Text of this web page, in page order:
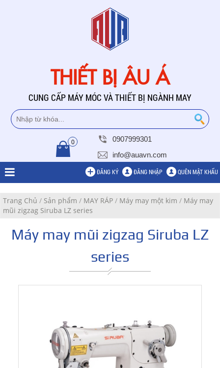
THIẾT BỊ ÂU Á
CUNG CẤP MÁY MÓC VÀ THIẾT BỊ NGÀNH MAY
0
0907999301
info@auavn.com
ĐĂNG KÝ ĐĂNG NHẬP QUÊN MẬT KHẨU
Trang Chủ / Sản phẩm / MAY RÁP / Máy may một kim / Máy may
mũi zigzag Siruba LZ series
Máy may mũi zigzag Siruba LZ
series